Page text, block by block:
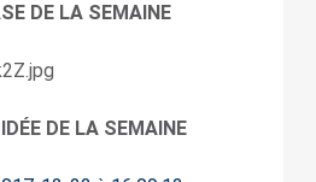
DE LA SEMAINE
DE LA SEMAINE